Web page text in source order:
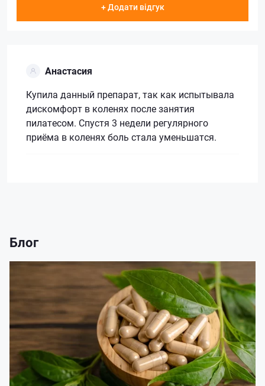
+ Додати відгук
Анастасия
Купила данный препарат, так как испытывала
дискомфорт в коленях после занятия
пилатесом. Спустя 3 недели регулярного
приёма в коленях боль стала уменьшатся.
Блог